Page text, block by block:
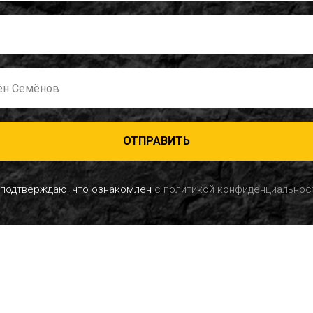
ОТПРАВИТЬ
что ознакомлен с политикой